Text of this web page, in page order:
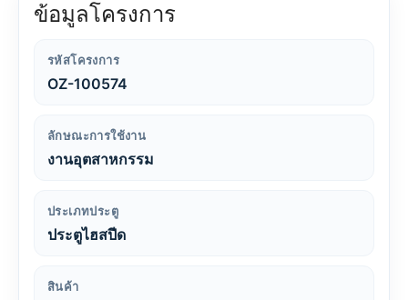
ข้อมูลโครงการ
รหัสโครงการ
OZ-100574
ลักษณะการใช้งาน
งานอุตสาหกรรม
ประเภทประตู
ประตูไฮสปีด
สินค้า